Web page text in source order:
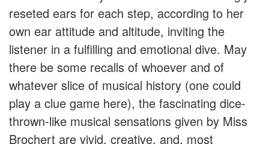
reseted ears for each step, according to her
own ear attitude and altitude, inviting the
listener in a fulfilling and emotional dive. May
there be some recalls of whoever and of
whatever slice of musical history (one could
play a clue game here), the fascinating dice-
thrown-like musical sensations given by Miss
Brochert are vivid, creative, and, most